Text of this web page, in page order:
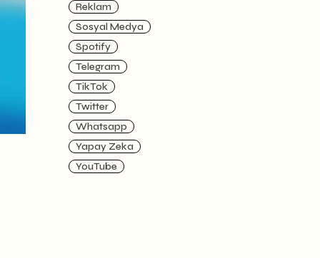
Reklam
Sosyal Medya
Spotify
Telegram
TikTok
Twitter
Whatsapp
Yapay Zeka
YouTube